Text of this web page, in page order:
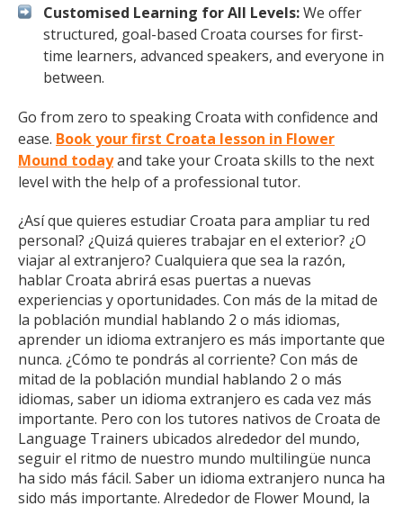
Customised Learning for All Levels:We offer
structured, goal-based Croata courses for first-
time learners, advanced speakers, and everyone in
between.
Go from zero to speaking Croata with confidence and
ease. Book your first Croata lesson in Flower
Mound todayand take your Croata skills to the next
level with the help of a professional tutor.
¿Así que quieres estudiar Croata para ampliar tu red
personal? ¿Quizá quieres trabajar en el exterior? ¿O
viajar al extranjero? Cualquiera que sea la razón,
hablar Croata abrirá esas puertas a nuevas
experiencias y oportunidades. Con más de la mitad de
la población mundial hablando 2 o más idiomas,
aprender un idioma extranjero es más importante que
nunca. ¿Cómo te pondrás al corriente? Con más de
mitad de la población mundial hablando 2 o más
idiomas, saber un idioma extranjero es cada vez más
importante. Pero con los tutores nativos de Croata de
Language Trainers ubicados alrededor del mundo,
seguir el ritmo de nuestro mundo multilingüe nunca
ha sido más fácil. Saber un idioma extranjero nunca ha
sido más importante. Alrededor de Flower Mound, la